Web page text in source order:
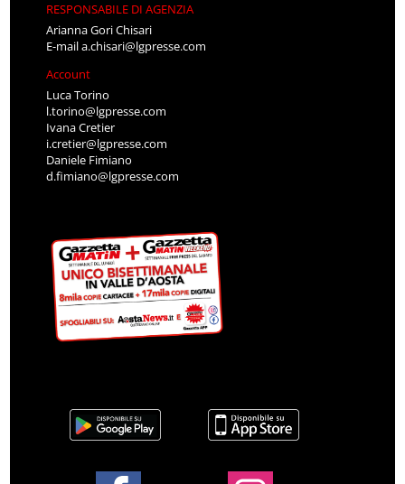
RESPONSABILE DI AGENZIA
Arianna Gori Chisari
E-maila.chisari@lgpresse.com
Account
Luca Torino
l.torino@lgpresse.com
Ivana Cretier
i.cretier@lgpresse.com
Daniele Fimiano
d.fimiano@lgpresse.com